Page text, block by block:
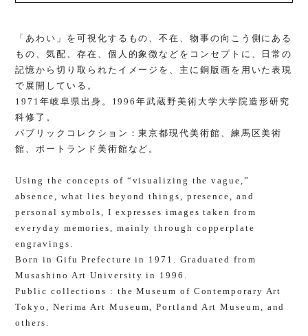
「あわい」を可視化するもの、不在、物事の向こう側にある
もの、気配、存在、個人的象徴などをコンセプトに、日常の
記憶から切り取られたイメージを、主に銅版画を用いた表現
で展開している。
1971年岐阜県出身。1996年武蔵野美術大学大学院造形研究
科修了。
パブリックコレクション：東京都現代美術館、練馬区美術
館、ポートランド美術館など。
Using the concepts of “visualizing the vague,”
absence, what lies beyond things, presence, and
personal symbols, I expresses images taken from
everyday memories, mainly through copperplate
engravings.
Born in Gifu Prefecture in 1971. Graduated from
Musashino Art University in 1996.
Public collections : the Museum of Contemporary Art
Tokyo, Nerima Art Museum, Portland Art Museum, and
others.